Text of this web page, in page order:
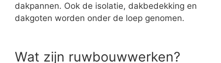
dakpannen. Ook de isolatie, dakbedekking en
dakgoten worden onder de loep genomen.
Wat zijn ruwbouwwerken?